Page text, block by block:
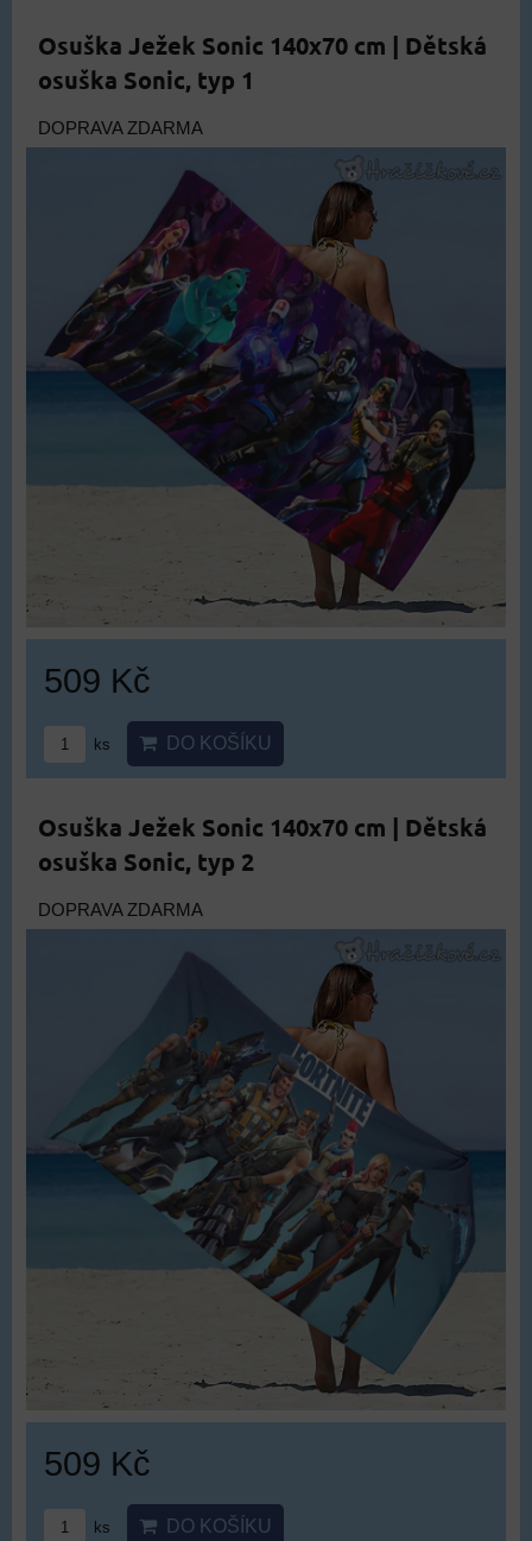
Osuška Ježek Sonic 140x70 cm | Dětská
osuška Sonic, typ 1
DOPRAVA ZDARMA
509 Kč
ks DO KOŠÍKU
Osuška Ježek Sonic 140x70 cm | Dětská
osuška Sonic, typ 2
DOPRAVA ZDARMA
509 Kč
ks DO KOŠÍKU